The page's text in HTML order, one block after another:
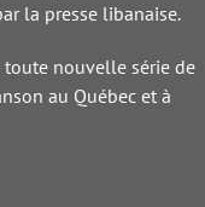
la presse libanaise.
toute nouvelle série de
au Québec et à